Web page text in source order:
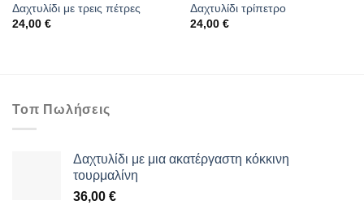
Δαχτυλίδι με τρεις πέτρες
24,00 €
Δαχτυλίδι τρίπετρο
24,00 €
Τοπ Πωλήσεις
Δαχτυλίδι με μια ακατέργαστη κόκκινη
τουρμαλίνη
36,00 €